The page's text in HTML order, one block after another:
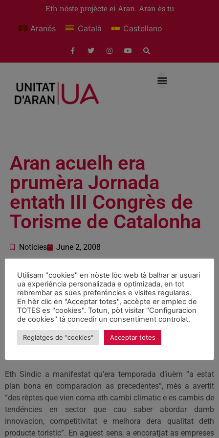
Eth nòste projècte ei Aran. Aran ès tu
Aranés Català Castellano
Aran acuelh era
prumèra Jornada
entath III Congrès de
Torisme de Catalonha
Notícies June 2, 2008
En transcurs dera inauguracion, eth sindic d’Aran, Francés
Boya, a remercat eth besonh de prebotjar era innovacion en
encastres coma era Val d’Aran, “pr’amor que non i a activitat
toristica que non se base ena qualitat per miei dera
innovacion”. De hèt, “s’era qualitat ei eth marc entà
desvolopar es empreses toristiques, er aute èish vertebrador
ei era innovacion, er objectiu estrategic fonamentau entà
Eth Sindic a manifestat qu’era temporada d’iuèrn “a estat
plan bona en comparacion as precedentes”, mès a avertit
“des rèptes que vien coma eth cambi climatic e es cambis de
tendéncies en sector que cau saber abordar damb
innovacion, competitivitat e melhora dera qualitat deth
producte toristic”. En aguest sens, a encoratjat as empreses
Utilisam "cookies" en nòste lòc web tà balhar ar usuari
ua experiéncia personalizada e optimizada, en tot
rebrembar es sues preferéncies e visites regulares.
En hèr clic en "Acceptar totes", accèpte er emplec de
TOTES es "cookies". Totun, pòt visitar "Configuracion
de cookies" tà concedir un consentiment controlat.
Reglatges de "cookies" Acceptar totes